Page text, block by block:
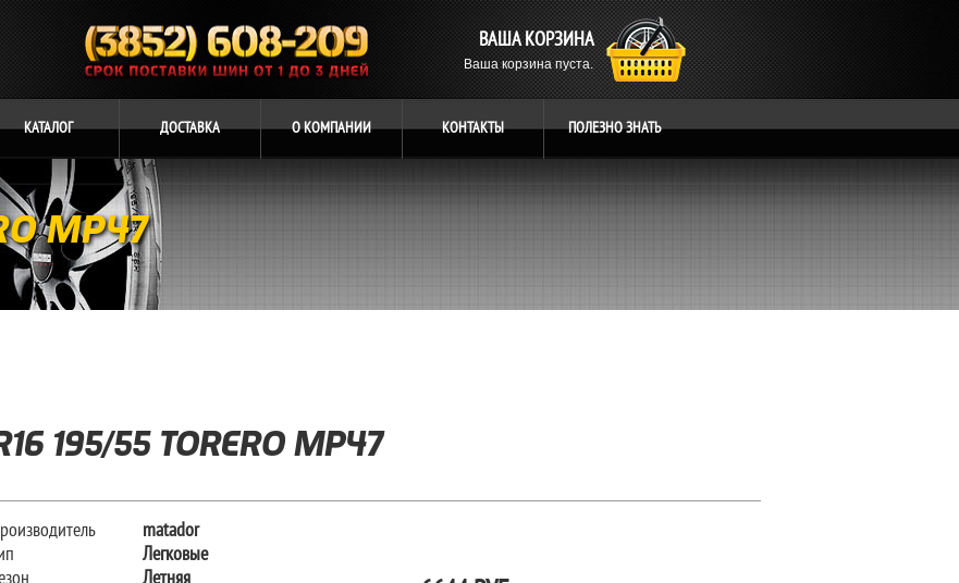
ВАША КОРЗИНА
Ваша корзина пуста.
КАТАЛОГ ДОСТАВКА ОКОМПАНИИ КОНТАКТЫ ПОЛЕЗНОЗНАТЬ
MP47
195/55 TORERO MP47
matador
Легковые
Летняя